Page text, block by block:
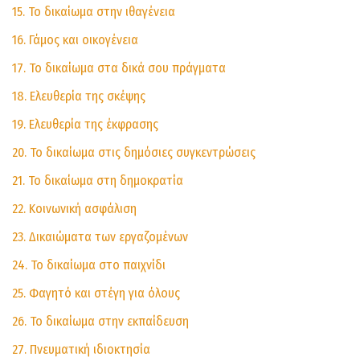
15. Το δικαίωμα στην ιθαγένεια
16. Γάμος και οικογένεια
17. Το δικαίωμα στα δικά σου πράγματα
18. Ελευθερία της σκέψης
19. Ελευθερία της έκφρασης
20. Το δικαίωμα στις δημόσιες συγκεντρώσεις
21. Το δικαίωμα στη δημοκρατία
22. Κοινωνική ασφάλιση
23. Δικαιώματα των εργαζομένων
24. Το δικαίωμα στο παιχνίδι
25. Φαγητό και στέγη για όλους
26. Το δικαίωμα στην εκπαίδευση
27. Πνευματική ιδιοκτησία